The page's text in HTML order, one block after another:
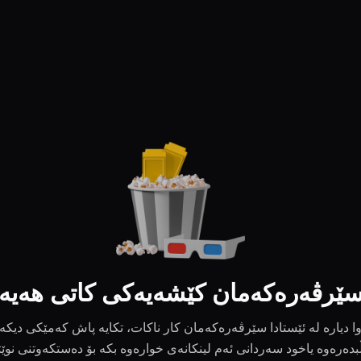
کێشەیەکی کاتی
وا دیارە لە ئێستادا سێرڤەرەکەمان کار ناکات، تکایە پاش کەمێکی دیکە
یاخود سەردانی ئەم لینکانەی خوارەوە بکە بۆ دەستکەوتنی